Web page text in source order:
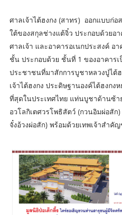
ศาลเจ้าไต้ฮงกง (สาทร) ออกแบบก่
ใต้ของสกุลช่างแต้จิ๋ว ประกอบด้วยอ
ศาลเจ้า และอาคารอเนกประสงค์ อ
ชั้น ประกอบด้วย ชั้นที่ 1 ของอาคาร
ประชาชนที่มาสักการบูชาหลวงปู่ไต้
เจ้าไต้ฮงกง ประดิษฐานองค์ไต้ฮงก
ที่สุดในประเทศไทย แท่นบูชาด้านซ้
อวโลกิเตศวรโพธิสัตว์ (กวนอิมผ่อสั
จั๋งอ้วงผ่อสัก) พร้อมด้วยเทพเจ้าสำคั